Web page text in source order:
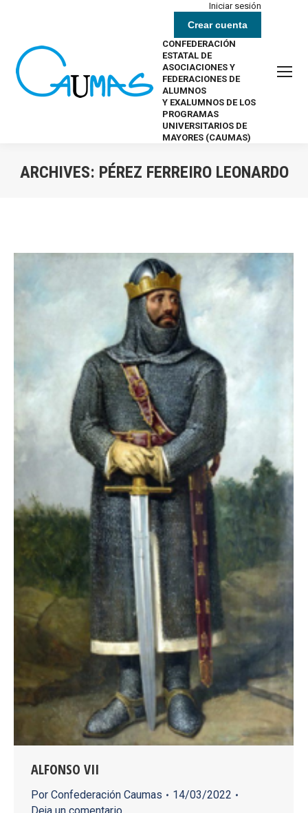
Iniciar sesión
Crear cuenta
CONFEDERACIÓN
ESTATAL DE
ASOCIACIONES Y
FEDERACIONES DE
ALUMNOS
Y EXALUMNOS DE LOS
PROGRAMAS
UNIVERSITARIOS DE
MAYORES (CAUMAS)
ARCHIVES: PÉREZ FERREIRO LEONARDO
ALFONSO VII
Por Confederación Caumas
14/03/2022